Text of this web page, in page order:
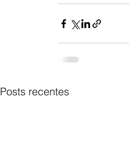
Posts recentes